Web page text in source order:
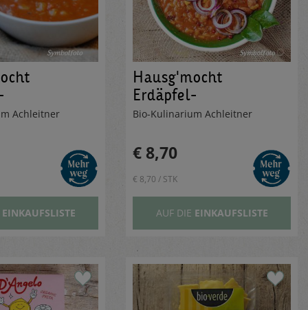
410ml
Achleitner
EINKAUFSLISTE
Hausg'mocht
Erdäpfel-
Würstelgulasch
Bio-Kulinarium Achleitner
€ 8,70
€ 8,70 / STK
AUF DIE EINKAUFSLISTE